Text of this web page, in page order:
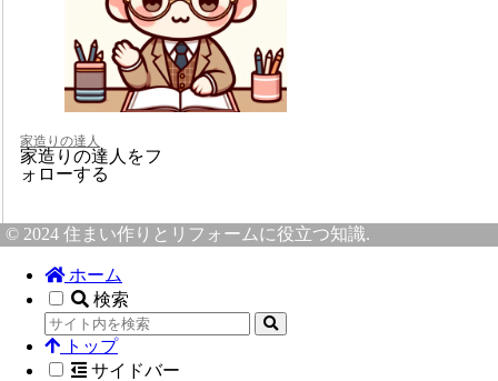
家造りの達人
家造りの達人をフ
ォローする
© 2024 住まい作りとリフォームに役立つ知識.
ホーム
検索
トップ
サイドバー